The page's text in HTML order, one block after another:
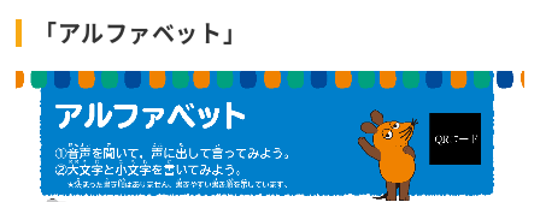
「アルファベット」